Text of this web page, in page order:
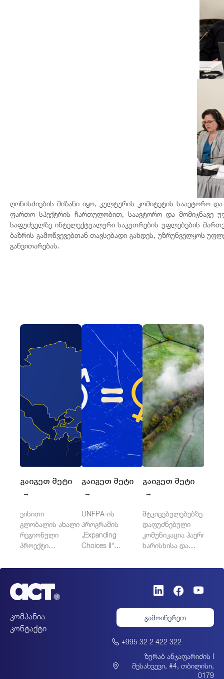
ღონისძიების მიზანი იყო, კულტურის კომიტეტის საავტორო
ფართო სპექტრის ჩართულობით, საავტორო და მომიჯნავე
საფუძველზე ინტელექტუალური საკუთრების უფლებების
ბაზრის გამოწვევებთან თავსებადი გახდეს, უზრუნველყოს
განვითარებას.
გაიგეთ მეტი
→
ეისითი
გლობალის ახალი
რეგიონული
პროექტი
აზიაში: აზიის
ბანკის
ინიციატივა
გენდერულად
მგრძნობიარე
გაიგეთ მეტი
→
UNFPA-ის
პროგრამის
„Expanding
Choices II“
შეფასება
გაიგეთ მეტი
→
მტკიცებულებებზე
დაფუძნებული
კომუნიკაცია ჰაერის
ხარისხისა და
კომპანია
კონტაქტი
გამოიწერეთ
+995 32 2 422 322
ზურაბ ანჯაფარიძის I
შესახვევი, #4, თბილისი,
0179